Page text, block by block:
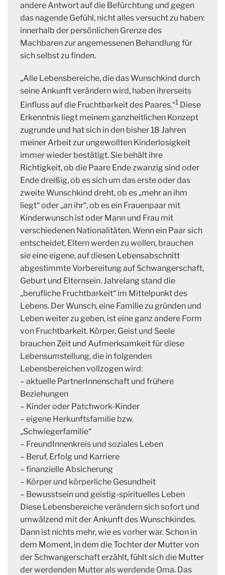
andere Antwort auf die Befürchtung und gegen
das nagende Gefühl, nicht alles versucht zu haben:
innerhalb der persönlichen Grenze des
Machbaren zur angemessenen Behandlung für
sich selbst zu finden.
„Alle Lebensbereiche, die das Wunschkind durch
seine Ankunft verändern wird, haben ihrerseits
Einfluss auf die Fruchtbarkeit des Paares.“1 Diese
Erkenntnis liegt meinem ganzheitlichen Konzept
zugrunde und hat sich in den bisher 18 Jahren
meiner Arbeit zur ungewollten Kinderlosigkeit
immer wieder bestätigt. Sie behält ihre
Richtigkeit, ob die Paare Ende zwanzig sind oder
Ende dreißig, ob es sich um das erste oder das
zweite Wunschkind dreht, ob es „mehr an ihm
liegt“ oder „an ihr“, ob es ein Frauenpaar mit
Kinderwunsch ist oder Mann und Frau mit
verschiedenen Nationalitäten. Wenn ein Paar sich
entscheidet, Eltern werden zu wollen, brauchen
sie eine eigene, auf diesen Lebensabschnitt
abgestimmte Vorbereitung auf Schwangerschaft,
Geburt und Elternsein. Jahrelang stand die
„berufliche Fruchtbarkeit“ im Mittelpunkt des
Lebens. Der Wunsch, eine Familie zu gründen und
Leben weiter zu geben, ist eine ganz andere Form
von Fruchtbarkeit. Körper, Geist und Seele
brauchen Zeit und Aufmerksamkeit für diese
Lebensumstellung, die in folgenden
Lebensbereichen vollzogen wird:
– aktuelle PartnerInnenschaft und frühere
Beziehungen
– Kinder oder Patchwork-Kinder
– eigene Herkunftsfamilie bzw.
„Schwiegerfamilie“
– FreundInnenkreis und soziales Leben
– Beruf, Erfolg und Karriere
– finanzielle Absicherung
– Körper und körperliche Gesundheit
– Bewusstsein und geistig-spirituelles Leben
Diese Lebensbereiche verändern sich sofort und
umwälzend mit der Ankunft des Wunschkindes.
Dann ist nichts mehr, wie es vorher war. Schon in
dem Moment, in dem die Tochter der Mutter von
der Schwangerschaft erzählt, fühlt sich die Mutter
der werdenden Mutter als werdende Oma. Das